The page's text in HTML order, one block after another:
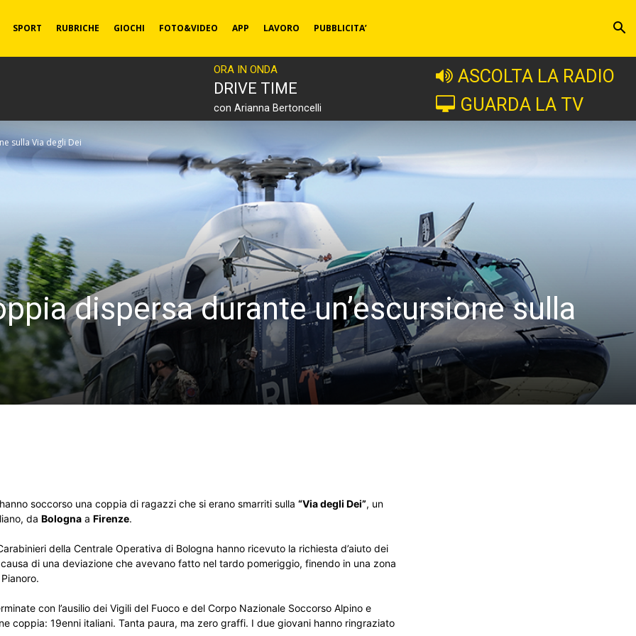
SPORT RUBRICHE GIOCHI FOTO&VIDEO APP LAVORO PUBBLICITA’
ORA IN ONDA
DRIVE TIME
con Arianna Bertoncelli
ASCOLTA LA RADIO
GUARDA LA TV
sulla Via degli Dei
dispersa durante un’escursione sulla
soccorso una coppia di ragazzi che si erano smarriti sulla “Via degli Dei”, un
da Bologna a Firenze.
della Centrale Operativa di Bologna hanno ricevuto la richiesta d’aiuto dei
di una deviazione che avevano fatto nel tardo pomeriggio, finendo in una zona
con l’ausilio dei Vigili del Fuoco e del Corpo Nazionale Soccorso Alpino e
coppia: 19enni italiani. Tanta paura, ma zero graffi. I due giovani hanno ringraziato